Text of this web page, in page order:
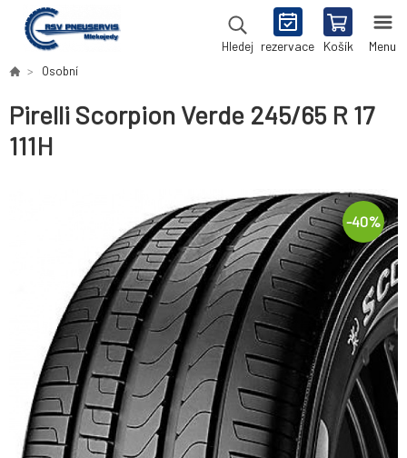
Hledej rezervace Košík Menu
Osobní
Pirelli Scorpion Verde 245/65 R 17
111H
-40%